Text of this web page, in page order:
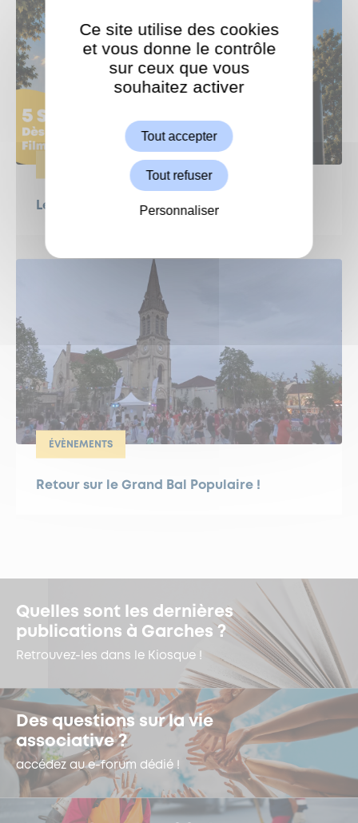
Le Grand Weekend : Ciné en plein air !
ÉVÈNEMENTS
Retour sur le Grand Bal Populaire !
Quelles sont les dernières
publications à Garches ?
Retrouvez-les dans le Kiosque !
Des questions sur la vie
associative ?
accédez au e-forum dédié !
ShareThis est désactivé.
Ce site utilise des cookies
et vous donne le contrôle
sur ceux que vous
souhaitez activer
Tout accepter
Tout refuser
Personnaliser